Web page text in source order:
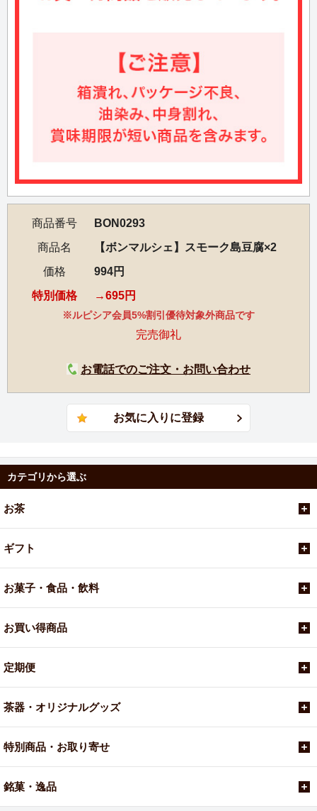
商品番号
BON0293
商品名
【ボンマルシェ】スモーク島豆腐×2
価格
994円
特別価格
695円
※ルピシア会員5%割引優待対象外商品です
完売御礼
お電話でのご注文・お問い合わせ
カテゴリから選ぶ
お茶
ギフト
お菓子・食品・飲料
お買い得商品
定期便
茶器・オリジナルグッズ
特別商品・お取り寄せ
銘菓・逸品